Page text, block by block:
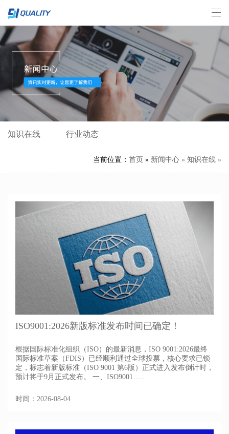
知识在线 行业动态
当前位置： 首页 » 新闻中心 » 知识在线 »
ISO9001:2026新版标准发布时间已确定！
根据国际标准化组织（ISO）的最新消息，ISO 9001:2026最终
国际标准草案（FDIS）已经顺利通过全球投票，核心要求已锁
定，标志着新版标准（ISO 9001 第6版）正式进入发布倒计时，
预计将于9月正式发布。 一、ISO9001……
时间：2026-08-04